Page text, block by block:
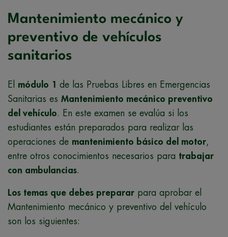
Mantenimiento mecánico y
preventivo de vehículos
sanitarios
El módulo 1
de las Pruebas Libres en Emergencias
Sanitarias es Mantenimiento mecánico preventivo
del vehículo. En este examen se evalúa si los
estudiantes están preparados para realizar las
operaciones de mantenimiento básico del motor,
entre otros conocimientos necesarios para trabajar
con ambulancias.
Los temas que debes preparar para aprobar el
Mantenimiento mecánico y preventivo del vehículo
son los siguientes: